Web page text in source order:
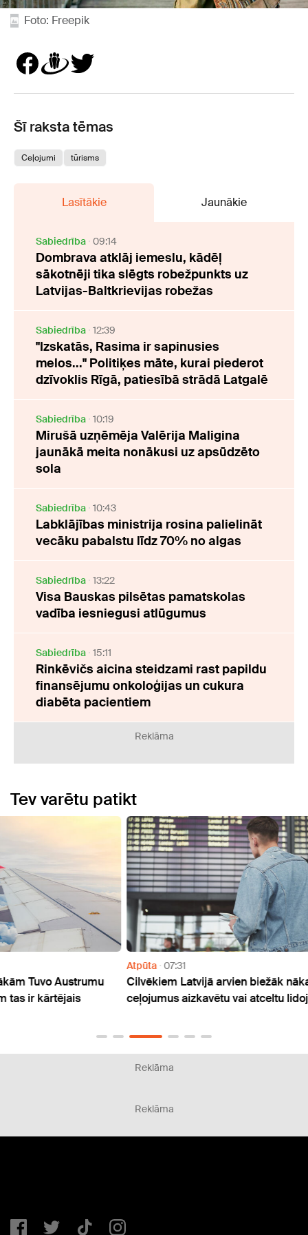
Foto: Freepik
Šī raksta tēmas
Ceļojumi tūrisms
Lasītākie Jaunākie
Sabiedrība 09:14
Dombrava atklāj iemeslu, kādēļ
sākotnēji tika slēgts robežpunkts uz
Latvijas-Baltkrievijas robežas
Sabiedrība 12:39
"Izskatās, Rasima ir sapinusies
melos..." Politiķes māte, kurai piederot
dzīvoklis Rīgā, patiesībā strādā Latgalē
Sabiedrība 10:19
Mirušā uzņēmēja Valērija Maligina
jaunākā meita nonākusi uz apsūdzēto
sola
Sabiedrība 10:43
Labklājības ministrija rosina palielināt
vecāku pabalstu līdz 70% no algas
Sabiedrība 13:22
Visa Bauskas pilsētas pamatskolas
vadība iesniegusi atlūgumus
Sabiedrība 15:11
Rinkēvičs aicina steidzami rast papildu
finansējumu onkoloģijas un cukura
diabēta pacientiem
Reklāma
Tev varētu patikt
Cilvēkiem Latvijā arvien biežāk nākas atcelt
ceļojumus aizkavētu vai atceltu lidojumu dēļ
Ar
Reklāma
Reklāma